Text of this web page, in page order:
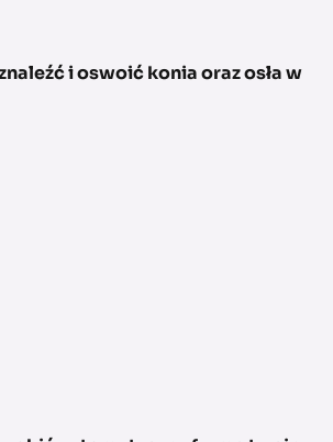
i oswoić konia oraz osła w